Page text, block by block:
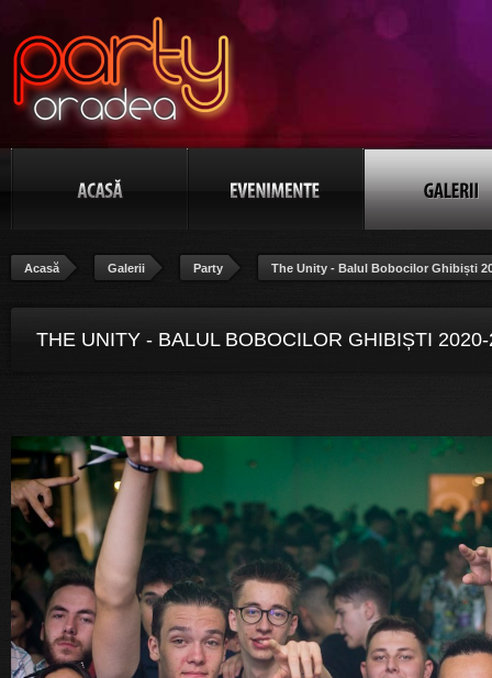
Acasă Galerii Party The Unity - Balul Bobocilor Ghibiști
THE UNITY - BALUL BOBOCILOR GHIBIȘTI